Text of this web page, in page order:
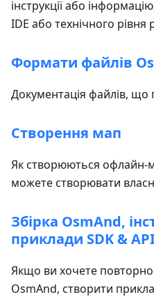
інструкції або
IDE або технічного рівня
Формати файлів
Документація файлів, що
Створення мап
Як створюються офлайн-
можете створювати
Збірка OsmAnd,
приклади SDK &
Якщо ви хочете
OsmAnd, створити